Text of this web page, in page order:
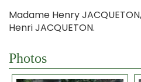
Madame Henry
Henri JACQUETON.
Photos